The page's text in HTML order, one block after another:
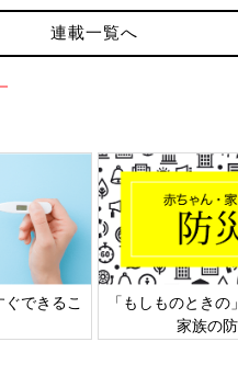
連載一覧へ
日本外来小児科学会リーフレッ